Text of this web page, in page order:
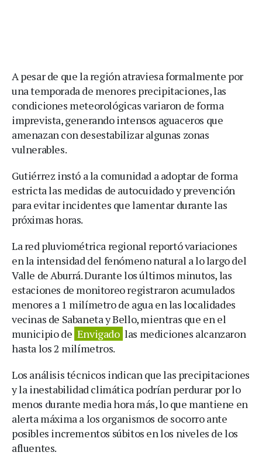
A pesar de que la región atraviesa formalmente por
una temporada de menores precipitaciones, las
condiciones meteorológicas variaron de forma
imprevista, generando intensos aguaceros que
amenazan con desestabilizar algunas zonas
vulnerables.
Gutiérrez instó a la comunidad a adoptar de forma
estricta las medidas de autocuidado y prevención
para evitar incidentes que lamentar durante las
próximas horas.
La red pluviométrica regional reportó variaciones
en la intensidad del fenómeno natural a lo largo del
Valle de Aburrá. Durante los últimos minutos, las
estaciones de monitoreo registraron acumulados
menores a 1 milímetro de agua en las localidades
vecinas de Sabaneta y Bello, mientras que en el
municipio de Envigado las mediciones alcanzaron
hasta los 2 milímetros.
Los análisis técnicos indican que las precipitaciones
y la inestabilidad climática podrían perdurar por lo
menos durante media hora más, lo que mantiene en
alerta máxima a los organismos de socorro ante
posibles incrementos súbitos en los niveles de los
afluentes.